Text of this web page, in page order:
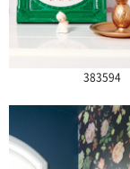
383594